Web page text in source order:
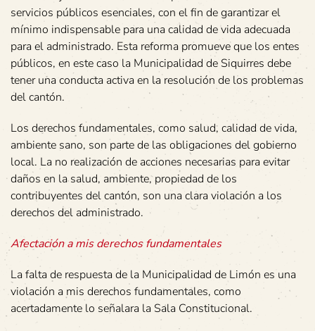
servicios públicos esenciales, con el fin de garantizar el
mínimo indispensable para una calidad de vida adecuada
para el administrado. Esta reforma promueve que los entes
públicos, en este caso la Municipalidad de Siquirres debe
tener una conducta activa en la resolución de los problemas
del cantón.
Los derechos fundamentales, como salud, calidad de vida,
ambiente sano, son parte de las obligaciones del gobierno
local. La no realización de acciones necesarias para evitar
daños en la salud, ambiente, propiedad de los
contribuyentes del cantón, son una clara violación a los
derechos del administrado.
Afectación a mis derechos fundamentales
La falta de respuesta de la Municipalidad de Limón es una
violación a mis derechos fundamentales, como
acertadamente lo señalara la Sala Constitucional.